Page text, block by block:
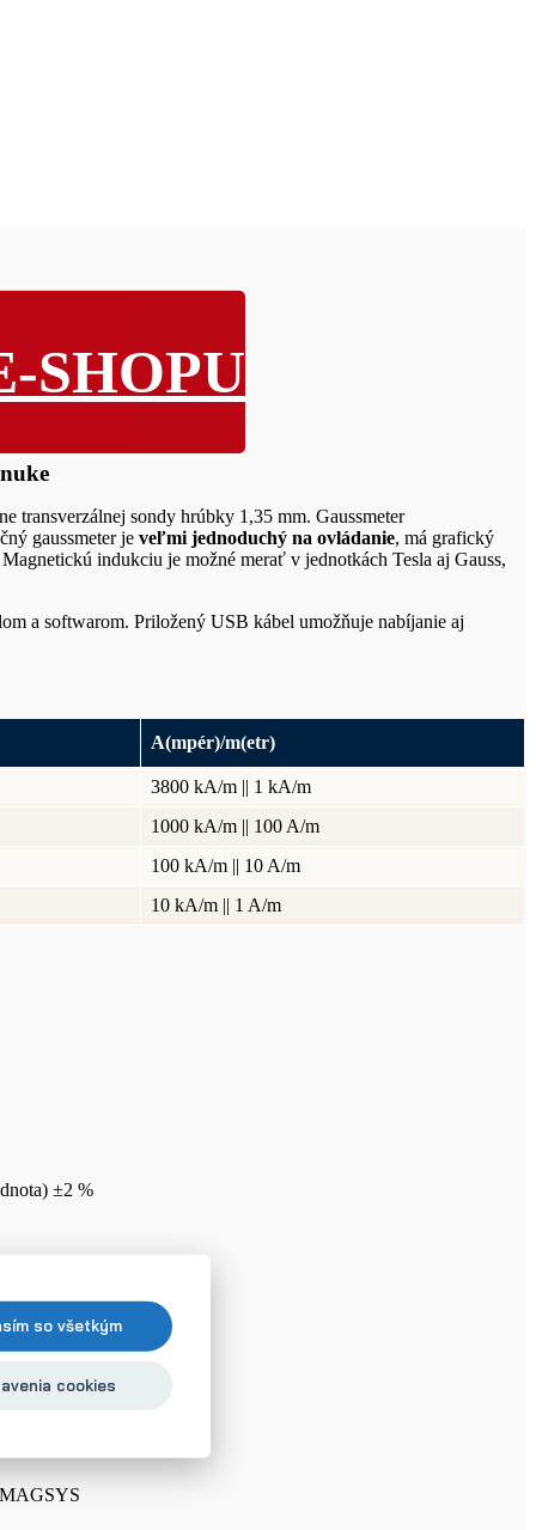
so všetkým
cookies
SHOPU
transverzálnej sondy hrúbky 1,35 mm. Gaussmeter
gaussmeter jeveľmi jednoduchý na ovládanie, má grafický
indukciu je možné merať v jednotkách Tesla aj Gauss,
a softwarom. Priložený USB kábel umožňuje nabíjanie aj
A(mpér)/m(etr)
3800 kA/m || 1 kA/m
1000 kA/m || 100 A/m
100 kA/m || 10 A/m
10 kA/m || 1 A/m
±2 %
MAGSYS